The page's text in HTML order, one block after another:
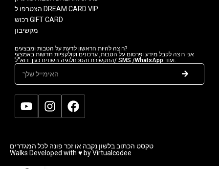
הצטרפו ל DREAM CARD VIP
רכוש GIFT CARD
מקשיבון
רוצה להיות הראשון לדעת על הטבות ומבצעים?
אני רוצה לקבל מידע ופרסום על הטבות, עדכונים וקולקציות חדשות באמצעי
התקשורת והטכנולוגיה השונים כגון: דוא"ל/ SMS /WhatsApp ועוד.
טקסט הכתוב בלשון נקבה או זכר פונה לכל המגדרים
Walks Developed with ♥ by Virtualcodee